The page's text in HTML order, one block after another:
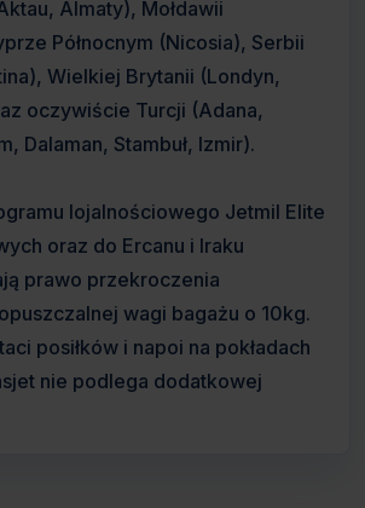
Almaty), Mołdawii
Północnym (Nicosia), Serbii
Wielkiej Brytanii (Londyn,
oczywiście Turcji (Adana,
Dalaman, Stambuł, Izmir).
lojalnościowego Jetmil Elite
oraz do Ercanu i Iraku
prawo przekroczenia
wagi bagażu o 10kg.
posiłków i napoi na pokładach
nie podlega dodatkowej